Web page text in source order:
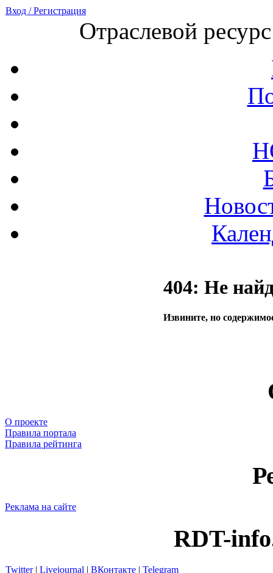
Вход / Регистрация
Отраслевой
404: Не
Извините, но
О проекте
Правила портала
Правила рейтинга
Реклама на сайте
RDT-
Twitter| Livejournal | ВКонтакте | Telegram